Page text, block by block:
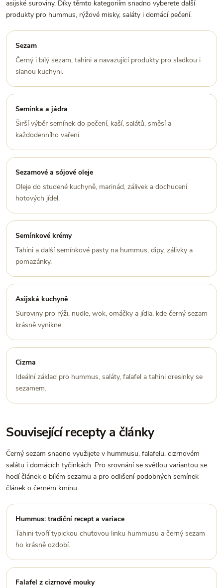
asijské suroviny. Díky těmto kategoriím snadno vyberete další
produkty pro hummus, rýžové misky, saláty i domácí pečení.
Sezam
Černý i bílý sezam, tahini a navazující produkty pro sladkou i
slanou kuchyni.
Semínka a jádra
Širší výběr semínek do pečení, kaší, salátů, směsí a
každodenního vaření.
Sezamové a sójové oleje
Oleje do studené kuchyně, marinád, zálivek a dochucení
hotových jídel.
Semínkové krémy
Tahini a další semínkové pasty na hummus, dipy, zálivky a
pomazánky.
Asijská kuchyně
Suroviny pro rýži, nudle, wok, omáčky a jídla, kde černý sezam
krásně vynikne.
Cizrna
Ideální základ pro hummus, saláty, falafel a tahini dresinky se
sezamem.
Související recepty a články
Černý sezam snadno využijete v hummusu, falafelu, cizrnovém
salátu i domácích tyčinkách. Pro srovnání se světlou variantou se
hodí článek o bílém sezamu a pro odlišení podobných semínek
článek o černém kmínu.
Hummus: tradiční recept a variace
Tahini tvoří typickou chuťovou linku hummusu a černý sezam
ho krásně ozdobí.
Falafel z cizrnové mouky